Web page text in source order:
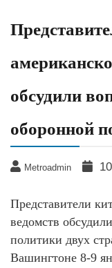
обсудили
оборонной
Metroadmin
Представители
ведомств
политики двух
Вашингтоне 8-9